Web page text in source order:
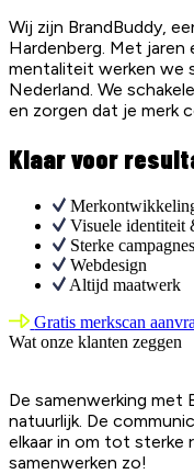
Wij zijn BrandBuddy,
Hardenberg. Met jaren
mentaliteit werken we
Nederland. We
en zorgen dat je merk
Klaar voor
Visuele identiteit
Sterke campagnes
Webdesign
Altijd maatwerk
Gratis merkscan
Wat onze klanten zeggen
De samenwerking met
natuurlijk. De
elkaar in om tot sterke
samenwerken zo!